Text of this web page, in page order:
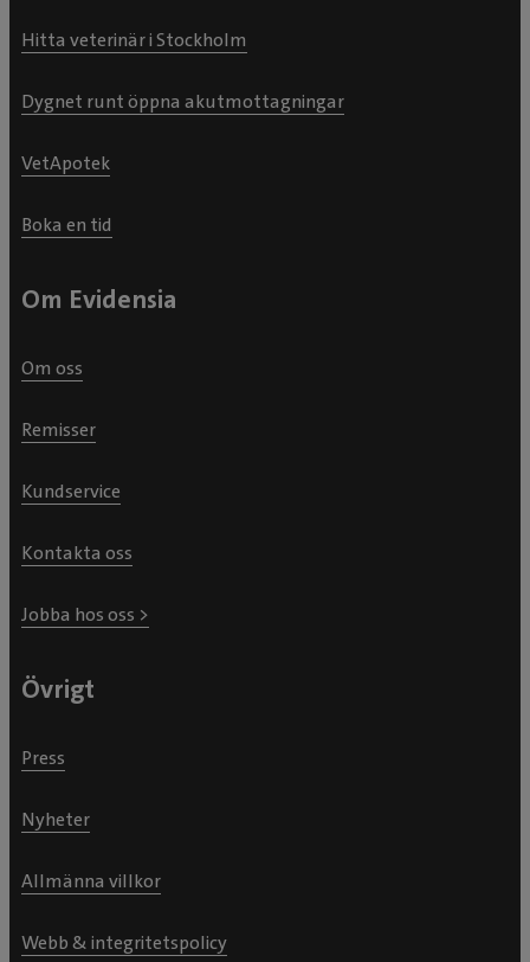
Hitta veterinär i Stockholm
Dygnet runt öppna akutmottagningar
VetApotek
Boka en tid
Om Evidensia
Om oss
Remisser
Kundservice
Kontakta oss
Jobba hos oss >
Övrigt
Press
Nyheter
Allmänna villkor
Webb & integritetspolicy